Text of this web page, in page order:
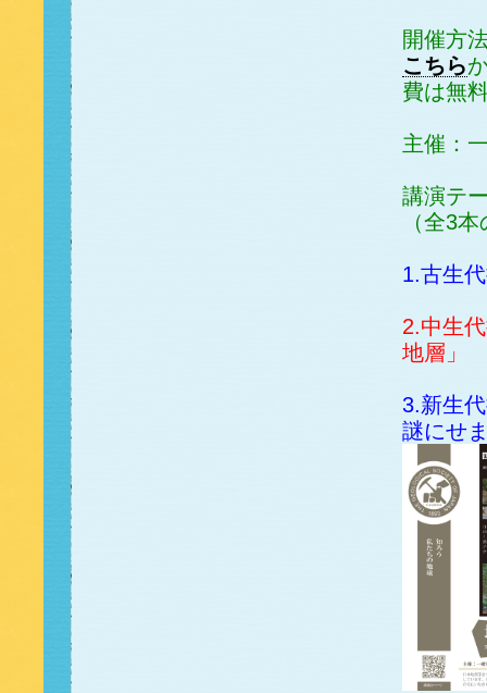
開催方
こちら
費は無
主催：
講演テ
（全3
1.古生
2.中生
地層」
3.新生
謎にせ